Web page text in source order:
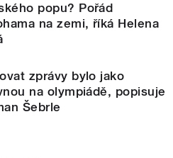
popu? Pořád
na zemi, říká Helena
zprávy bylo jako
na olympiádě, popisuje
Šebrle